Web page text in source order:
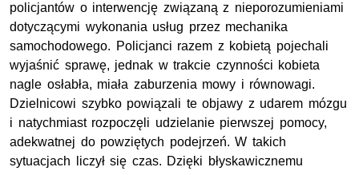
policjantów o interwencję związaną z nieporozumieniami
dotyczącymi wykonania usług przez mechanika
samochodowego. Policjanci razem z kobietą pojechali
wyjaśnić sprawę, jednak w trakcie czynności kobieta
nagle osłabła, miała zaburzenia mowy i równowagi.
Dzielnicowi szybko powiązali te objawy z udarem mózgu
i natychmiast rozpoczęli udzielanie pierwszej pomocy,
adekwatnej do powziętych podejrzeń. W takich
sytuacjach liczył się czas. Dzięki błyskawicznemu